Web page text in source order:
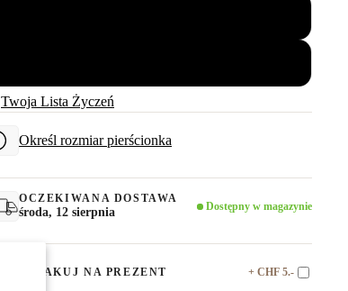
Twoja Lista Życzeń
Określ rozmiar pierścionka
OCZEKIWANA DOSTAWA
środa, 12 sierpnia Dostępny w magazynie
ZAPAKUJ NA PREZENT + CHF 5.-